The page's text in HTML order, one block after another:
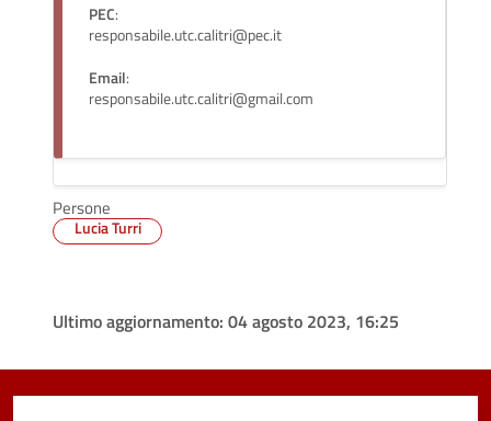
PEC:
responsabile.utc.calitri@pec.it
Email:
responsabile.utc.calitri@gmail.com
Persone
Lucia Turri
Ultimo aggiornamento: 04 agosto 2023, 16:25